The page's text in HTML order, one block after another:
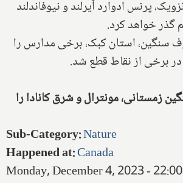
پرنس ادوارد آیرلند و نیوفاندلند
خواهد کرد.
سنگین، استان کبک، برخی مدارس را
برخی از نقاط قطع شد.
زمستانی، مونترال و شرق کانادا را
Sub-Category:Nature
Happened at:Canada
Monday, December 4, 2023 - 22:00